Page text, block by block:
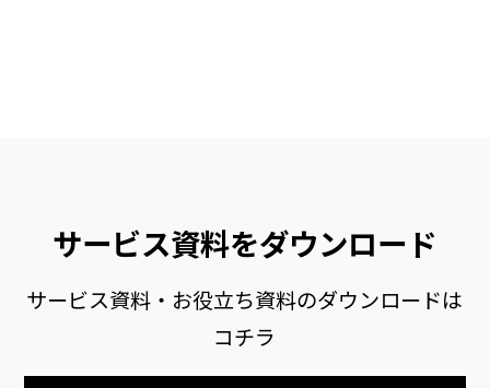
サービス資料をダウンロード
サービス資料・お役立ち資料のダウンロードは
コチラ